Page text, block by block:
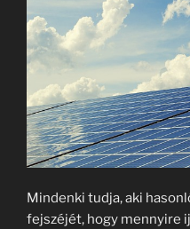
Mindenki tudja, aki
fejszéjét, hogy mennyire